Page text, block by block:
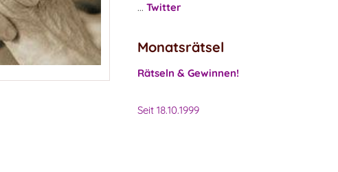
... Twitter
Monatsrätsel
Rätseln & Gewinnen!
Seit 18.10.1999